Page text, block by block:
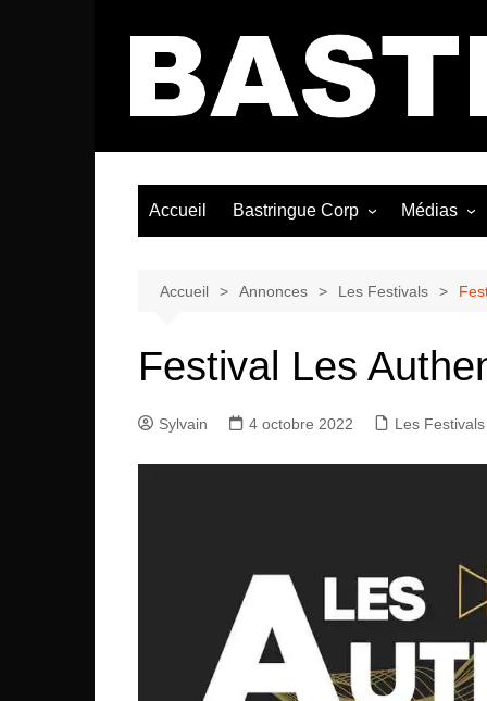
Accueil Bastringue Corp Médias
Albums /
Accueil Annonces Les Festivals
Festival Les
Sylvain 4 octobre 2022 Les Festivals